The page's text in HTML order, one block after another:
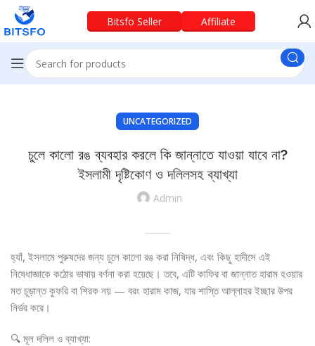
Bitsfo Seller Affiliate
UNCATEGORIZED
চুলে কালো রঙ ব্যবহার করলে কি জান্নাতে যাওয়া যাবে না?
ইসলামী দৃষ্টিকোণ ও দলিলসহ ব্যাখ্যা
Admin
হ্যাঁ, ইসলামে পুরুষদের জন্য চুলে কালো রঙ করা নিষিদ্ধ, এবং কিছু হাদীসে এই
নিষেধাজ্ঞাকে কঠোর ভাষায় বর্ণনা করা হয়েছে। তবে, এটি কাফির বা জান্নাত হারাম হওয়ার
মত চূড়ান্ত কুফরি বা শিরক নয় — বরং হারাম কাজ, যার শাস্তি আল্লাহর ইচ্ছার উপর
নির্ভর করে।
🔍 মূল দলিল ও ব্যাখ্যা: